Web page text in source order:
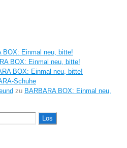
BOX: Einmal neu, bitte!
BOX: Einmal neu, bitte!
BOX: Einmal neu, bitte!
Schuhe
zu BARBARA BOX: Einmal neu,